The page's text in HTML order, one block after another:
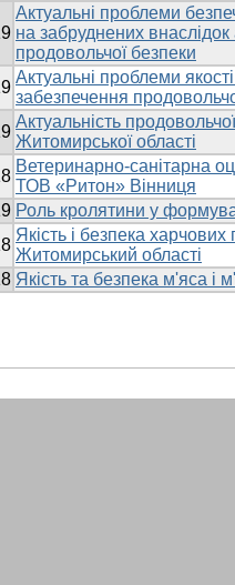
Актуальні проблеми
на забруднених
продовольчої безпеки
Актуальні проблеми
забезпечення
Актуальність
Житомирської області
Ветеринарно-санітарна
ТОВ «Ритон» Вінниця
Роль кролятини у
Якість і безпека
Житомирський області
Якість та безпека м'яса і